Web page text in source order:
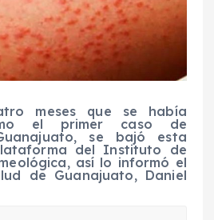
meses que se había
el primer caso de
se bajó esta
del Instituto de
así lo informó el
de Guanajuato, Daniel